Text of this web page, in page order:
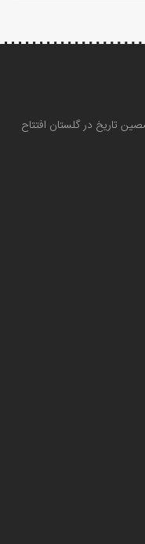
تاریخ در گلستان افتتاح